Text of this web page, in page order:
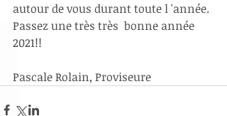
autour de vous durant toute l 'année.
Passez une très très  bonne année
2021!!
Pascale Rolain, Proviseure